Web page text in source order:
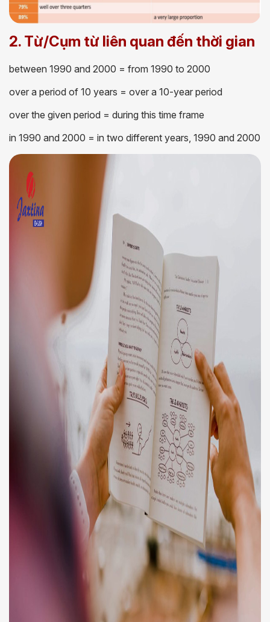
2. Từ/Cụm từ liên quan đến thời gian
between 1990 and 2000 = from 1990 to 2000
over a period of 10 years = over a 10-year period
over the given period = during this time frame
in 1990 and 2000 = in two different years, 1990 and 2000